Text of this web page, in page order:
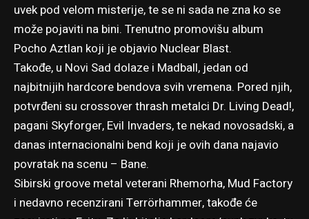
uvek pod velom misterije, te se ni sada ne zna ko se
može pojaviti na bini. Trenutno promovišu album
Pocho Aztlan koji je objavio Nuclear Blast.
Takođe, u Novi Sad dolaze i Madball, jedan od
najbitnijih hardcore bendova svih vremena. Pored njih,
potvrđeni su crossover thrash metalci Dr. Living Dead!,
pagani Skyforger, Evil Invaders, te nekad novosadski, a
danas internacionalni bend koji je ovih dana najavio
povratak na scenu – Bane.
Sibirski groove metal veterani Rhemorha, Mud Factory
i nedavno recenzirani Terrörhammer, takođe će